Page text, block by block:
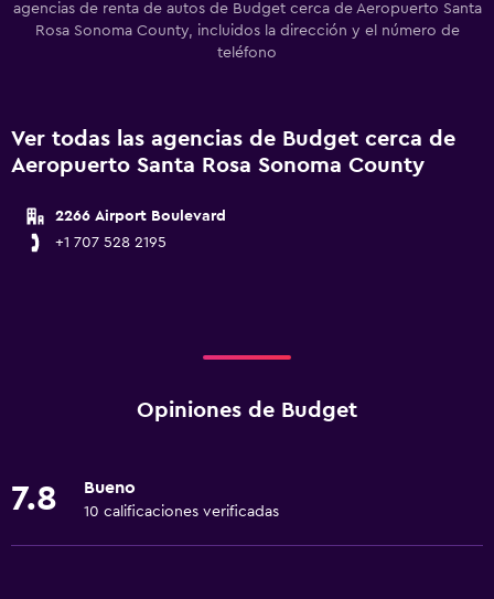
agencias de renta de autos de Budget cerca de Aeropuerto Santa
Rosa Sonoma County, incluidos la dirección y el número de
teléfono
Ver todas las agencias de Budget cerca de
Aeropuerto Santa Rosa Sonoma County
2266 Airport Boulevard
+1 707 528 2195
Opiniones de Budget
7.8 Bueno
10 calificaciones verificadas